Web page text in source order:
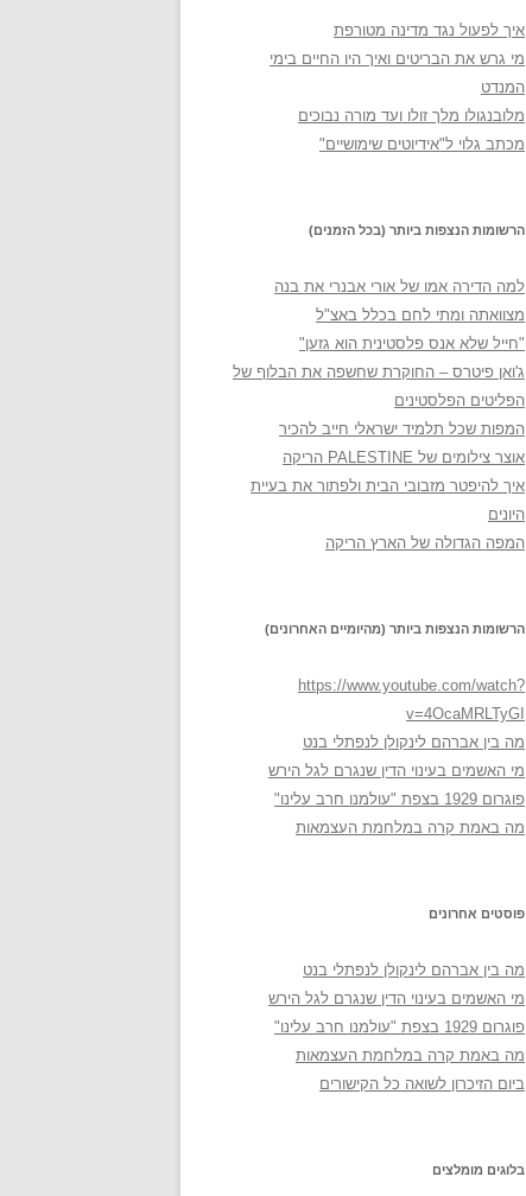
איך לפעול נגד מדינה מטורפת
מי גרש את הבריטים ואיך היו החיים בימי
המנדט
מלובנגולו מלך זולו ועד מורה נבוכים
מכתב גלוי ל"אידיוטים שימושיים"
הרשומות הנצפות ביותר (בכל הזמנים)
למה הדירה אמו של אורי אבנרי את בנה
מצוואתה ומתי לחם בכלל באצ"ל
"חייל שלא אנס פלסטינית הוא גזען"
ג'ואן פיטרס – החוקרת שחשפה את הבלוף של
הפליטים הפלסטינים
המפות שכל תלמיד ישראלי חייב להכיר
אוצר צילומים של PALESTINE הריקה
איך להיפטר מזבובי הבית ולפתור את בעיית
היונים
המפה הגדולה של הארץ הריקה
הרשומות הנצפות ביותר (מהיומיים האחרונים)
https://www.youtube.com/watch?
v=4OcaMRLTyGI
מה בין אברהם לינקולן לנפתלי בנט
מי האשמים בעינוי הדין שנגרם לגל הירש
פוגרום 1929 בצפת "עולמנו חרב עלינו"
מה באמת קרה במלחמת העצמאות
פוסטים אחרונים
מה בין אברהם לינקולן לנפתלי בנט
מי האשמים בעינוי הדין שנגרם לגל הירש
פוגרום 1929 בצפת "עולמנו חרב עלינו"
מה באמת קרה במלחמת העצמאות
ביום הזיכרון לשואה כל הקישורים
בלוגים מומלצים